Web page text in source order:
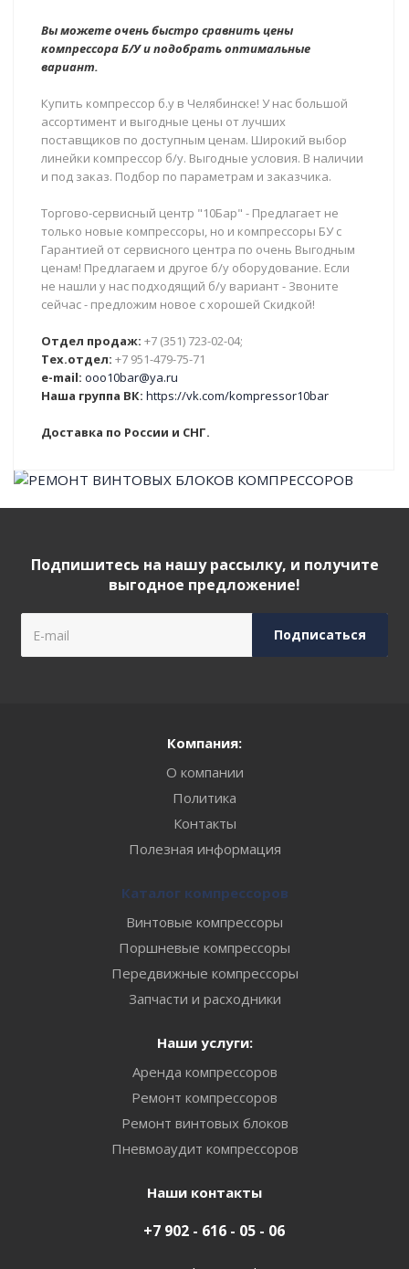
Вы можете очень быстро сравнить цены
компрессора Б/У и подобрать оптимальные
вариант.
Купить компрессор б.у в Челябинске! У нас большой
ассортимент и выгодные цены от лучших
поставщиков по доступным ценам. Широкий выбор
линейки компрессор б/у. Выгодные условия. В наличии
и под заказ. Подбор по параметрам и заказчика.
Торгово-сервисный центр "10Бар" - Предлагает не
только новые компрессоры, но и компрессоры БУ с
Гарантией от сервисного центра по очень Выгодным
ценам! Предлагаем и другое б/у оборудование. Если
не нашли у нас подходящий б/у вариант - Звоните
сейчас - предложим новое с хорошей Скидкой!
Отдел продаж: +7 (351) 723-02-04;
Тех.отдел: +7 951-479-75-71
e-mail: ooo10bar@ya.ru
Наша группа ВК: https://vk.com/kompressor10bar
Доставка по России и СНГ.
Подпишитесь на нашу рассылку, и получите
выгодное предложение!
Компания:
О компании
Политика
Контакты
Полезная информация
Каталог компрессоров
Винтовые компрессоры
Поршневые компрессоры
Передвижные компрессоры
Запчасти и расходники
Наши услуги:
Аренда компрессоров
Ремонт компрессоров
Ремонт винтовых блоков
Пневмоаудит компрессоров
Наши контакты
+7 902 - 616 - 05 - 06